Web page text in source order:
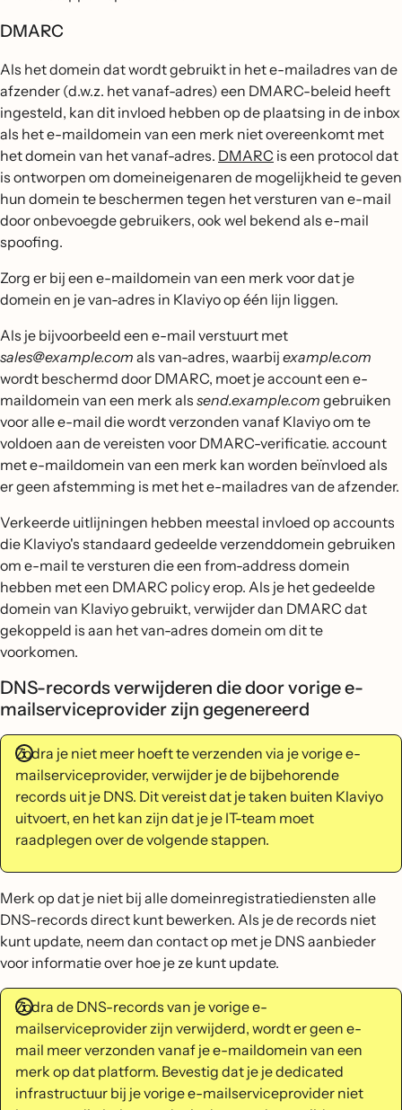
DMARC
Als het domein dat wordt gebruikt in het e-mailadres van de
afzender (d.w.z. het vanaf-adres) een DMARC-beleid heeft
ingesteld, kan dit invloed hebben op de plaatsing in de inbox
als het e-maildomein van een merk niet overeenkomt met
het domein van het vanaf-adres. DMARC is een protocol dat
is ontworpen om domeineigenaren de mogelijkheid te geven
hun domein te beschermen tegen het versturen van e-mail
door onbevoegde gebruikers, ook wel bekend als e-mail
spoofing.
Zorg er bij een e-maildomein van een merk voor dat je
domein en je van-adres in Klaviyo op één lijn liggen.
Als je bijvoorbeeld een e-mail verstuurt met
sales@example.com als van-adres, waarbij example.com
wordt beschermd door DMARC, moet je account een e-
maildomein van een merk als send.example.com gebruiken
voor alle e-mail die wordt verzonden vanaf Klaviyo om te
voldoen aan de vereisten voor DMARC-verificatie. account
met e-maildomein van een merk kan worden beïnvloed als
er geen afstemming is met het e-mailadres van de afzender.
Verkeerde uitlijningen hebben meestal invloed op accounts
die Klaviyo's standaard gedeelde verzenddomein gebruiken
om e-mail te versturen die een from-address domein
hebben met een DMARC policy erop. Als je het gedeelde
domein van Klaviyo gebruikt, verwijder dan DMARC dat
gekoppeld is aan het van-adres domein om dit te
voorkomen.
DNS-records verwijderen die door vorige e-
mailserviceprovider zijn gegenereerd
Zodra je niet meer hoeft te verzenden via je vorige e-
mailserviceprovider, verwijder je de bijbehorende
records uit je DNS. Dit vereist dat je taken buiten Klaviyo
uitvoert, en het kan zijn dat je je IT-team moet
raadplegen over de volgende stappen.
Merk op dat je niet bij alle domeinregistratiediensten alle
DNS-records direct kunt bewerken. Als je de records niet
kunt update, neem dan contact op met je DNS aanbieder
voor informatie over hoe je ze kunt update.
Zodra de DNS-records van je vorige e-
mailserviceprovider zijn verwijderd, wordt er geen e-
mail meer verzonden vanaf je e-maildomein van een
merk op dat platform. Bevestig dat je je dedicated
infrastructuur bij je vorige e-mailserviceprovider niet